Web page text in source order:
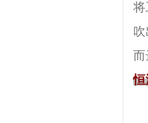
将
吹
而